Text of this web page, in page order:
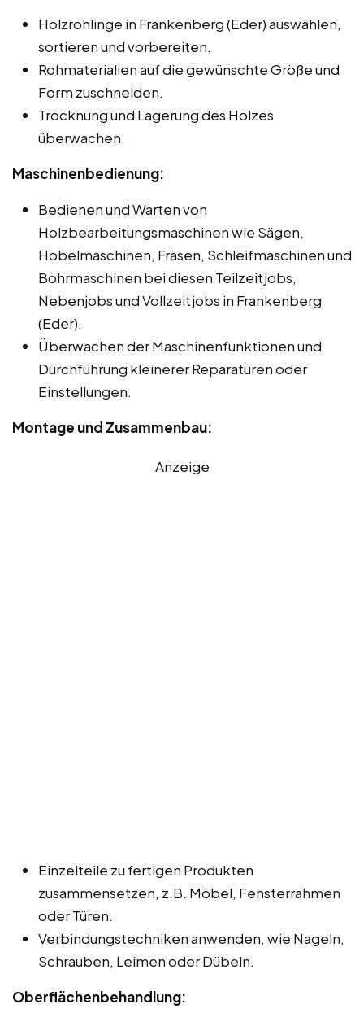
Holzrohlinge in Frankenberg (Eder) auswählen,
sortieren und vorbereiten.
Rohmaterialien auf die gewünschte Größe und
Form zuschneiden.
Trocknung und Lagerung des Holzes
überwachen.
Maschinenbedienung:
Bedienen und Warten von
Holzbearbeitungsmaschinen wie Sägen,
Hobelmaschinen, Fräsen, Schleifmaschinen und
Bohrmaschinen bei diesen Teilzeitjobs,
Nebenjobs und Vollzeitjobs in Frankenberg
(Eder).
Überwachen der Maschinenfunktionen und
Durchführung kleinerer Reparaturen oder
Einstellungen.
Montage und Zusammenbau:
Anzeige
Einzelteile zu fertigen Produkten
zusammensetzen, z.B. Möbel, Fensterrahmen
oder Türen.
Verbindungstechniken anwenden, wie Nageln,
Schrauben, Leimen oder Dübeln.
Oberflächenbehandlung: